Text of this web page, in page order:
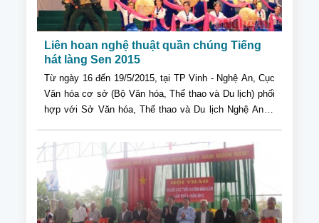
Liên hoan nghệ thuật quần chúng Tiếng
hát làng Sen 2015
Từ ngày 16 đến 19/5/2015, tại TP Vinh - Nghệ An, Cục
Văn hóa cơ sở (Bộ Văn hóa, Thể thao và Du lịch) phối
hợp với Sở Văn hóa, Thể thao và Du lịch Nghệ An tổ
Sen 2015 với chủ đề: “Sáng mãi tên Người - Hồ Chí